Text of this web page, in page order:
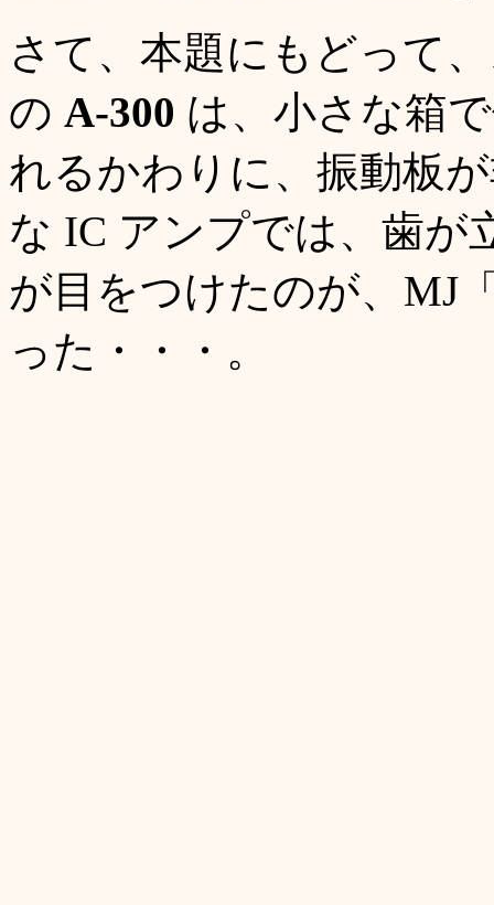
さて、本題にもどって
の A-300 は、小さな箱
れるかわりに、振動板
な IC アンプでは、歯
が目をつけたのが、MJ
った・・・。